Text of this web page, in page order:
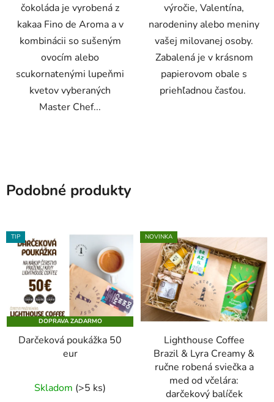
čokoláda je vyrobená z
kakaa Fino de Aroma a v
kombinácii so sušeným
ovocím alebo
scukornatenými lupeňmi
kvetov vyberaných
Master Chef...
výročie, Valentína,
narodeniny alebo meniny
vašej milovanej osoby.
Zabalená je v krásnom
papierovom obale s
priehľadnou časťou.
Podobné produkty
TIP
DOPRAVA ZADARMO
Darčeková poukážka 50
eur
Skladom (>5 ks)
NOVINKA
Lighthouse Coffee
Brazil & Lyra Creamy &
ručne robená sviečka a
med od včelára:
darčekový balíček